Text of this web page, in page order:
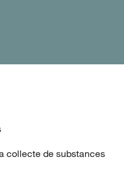
collecte de substances